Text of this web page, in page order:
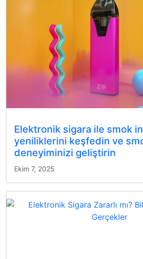
Elektronik sigara ile smok
yeniliklerini keşfedin ve
deneyiminizi geliştirin
Ekim 7, 2025